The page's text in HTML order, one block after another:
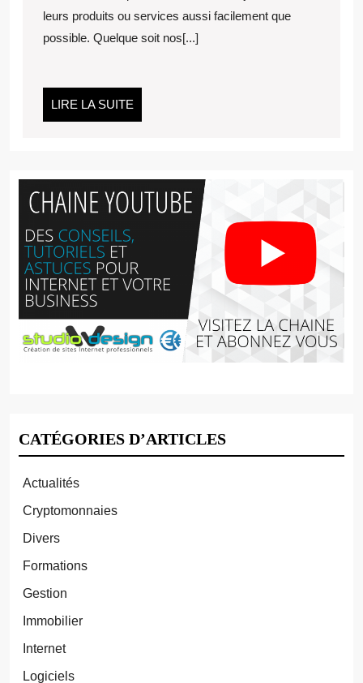
OU
SERVICE
11
JOURS
leurs produits ou services aussi facilement que
possible. Quelque soit nos[...]
LIRE LA SUITE
LA
CATÉGORIES D’ARTICLES
Actualités
Cryptomonnaies
Divers
Formations
Gestion
Immobilier
Internet
Logiciels